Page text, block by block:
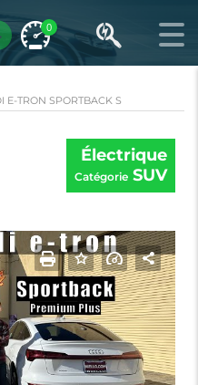
0
E-TRON SPORTBACK S
Électrique
Catégorie SUV